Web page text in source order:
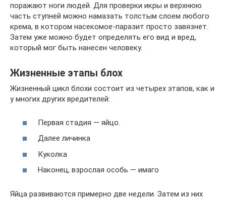
поражают ноги людей. Для проверки икры и верхнюю
часть ступней можно намазать толстым слоем любого
крема, в котором насекомое-паразит просто завязнет.
Затем уже можно будет определять его вид и вред,
который мог быть нанесен человеку.
Жизненные этапы блох
Жизненный цикл блохи состоит из четырех этапов, как и
у многих других вредителей:
Первая стадия — яйцо.
Далее личинка
Куколка
Наконец, взрослая особь — имаго
Яйца развиваются примерно две недели. Затем из них